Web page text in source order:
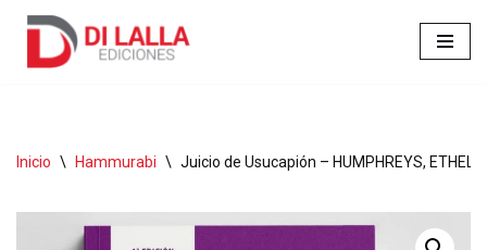
Inicio \ Hammurabi \ Juicio de Usucapión – HUMPHREYS, ETHEL